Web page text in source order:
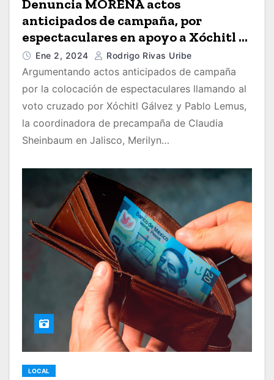
Denuncia MORENA actos
anticipados de campaña, por
espectaculares en apoyo a Xóchitl y
Lemus
Ene 2, 2024 Rodrigo Rivas Uribe
Argumentando actos anticipados de campaña
por la colocación de espectaculares llamando al
voto cruzado por Xóchitl Gálvez y Pablo Lemus,
la coordinadora de precampaña de Claudia
Sheinbaum en Jalisco, Merilyn…
LOCAL